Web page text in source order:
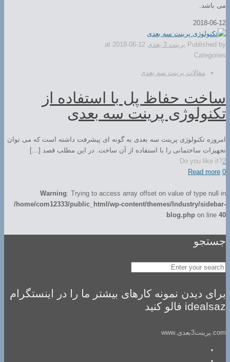
می باشد.
2018-06-12
Published by پرینت 3 بعدی at 2018-06-12
Categories
مقالات پرینت سه بعدی
ساخت حفاظ پل با استفاده از
تکنولوژی پرینت سه بعدی
امروزه تکنولوژی پرینت سه بعدی به گونه ای پیشرفت داشته است که می توان
تجهیزات ساختمانی را با استفاده از آن ساخت. در این مطلب قصد […]
Do you like it?2
0
Read more
Warning: Trying to access array offset on value of type null in
/home/com12333/public_html/wp-content/themes/Industry/sidebar-
blog.php on line 40
جستجو
برای دیدن نمونه کارهای بیشتر ما را در اینستگرام
idealsaz فالو کنید
com.پرینت3بعدی.www